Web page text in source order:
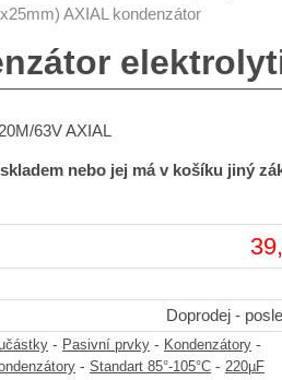
AXIAL kondenzátor
63V AXIAL
nebo jej má v košíku jiný
Doprodej -
- Pasivní prvky - Kondenzátory -
- Standart 85°-105°C - 220µF